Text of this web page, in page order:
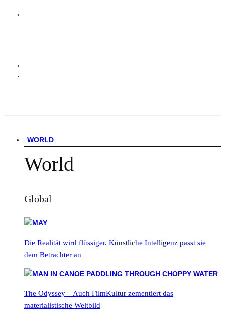
WORLD
World
Global
Die Realität wird flüssiger. Künstliche Intelligenz passt sie
dem Betrachter an
The Odyssey – Auch FilmKultur zementiert das
materialistische Weltbild